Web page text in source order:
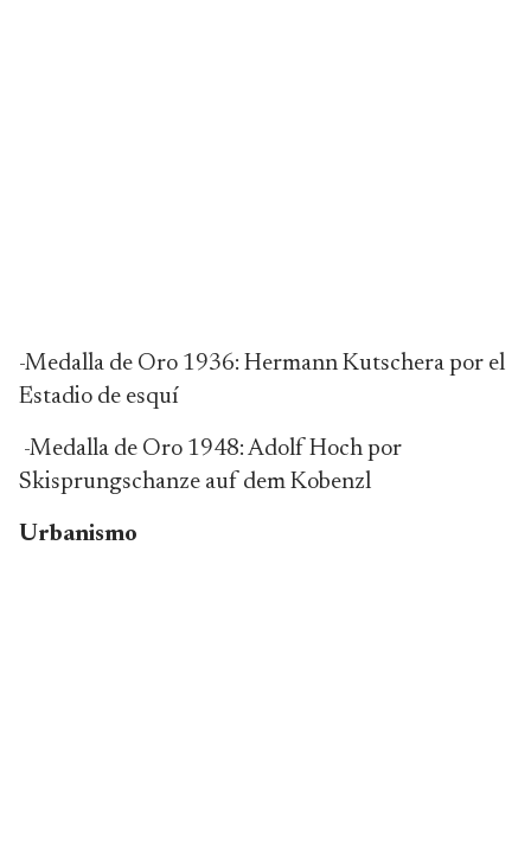
-Medalla de Oro 1936: Hermann Kutschera por el
Estadio de esquí
-Medalla de Oro 1948: Adolf Hoch por
Skisprungschanze auf dem Kobenzl
Urbanismo